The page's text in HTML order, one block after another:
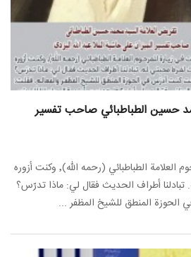
حسين الطباطبائي صاحب تفسير
«ذات مرة كنت في زيارة للمرحوم العلامة الطباطبائي (رحمه الله)٬ وكنت أزوره
تبادلنا أطراف الحديث فقال لي: ماذا تدرّس؟
المنطق للشيخ المظفر ...